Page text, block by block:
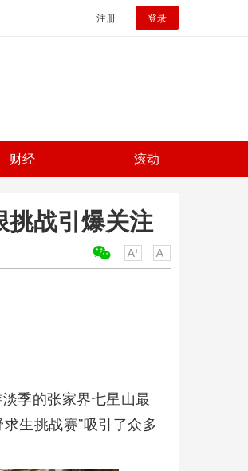
注册 登录
财经 滚动
战引爆关注
季的张家界七星山最
生挑战赛”吸引了众多